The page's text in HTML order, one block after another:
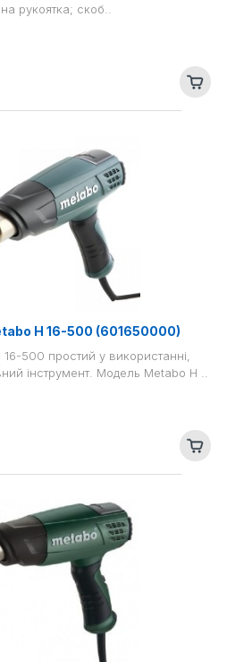
рукоятка; скоб..
H 16-500 (601650000)
500 простий у використанні,
інструмент. Модель Metabo H ..